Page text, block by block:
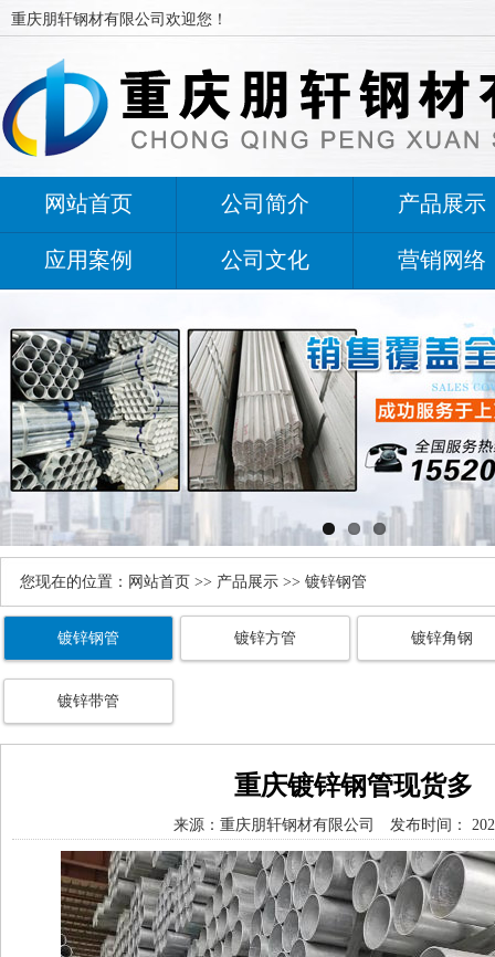
重庆朋轩钢材有限公司欢迎您！
网站首页 公司简介 产品展示
应用案例 公司文化 营销网络
您现在的位置： 网站首页 >> 产品展示 >> 镀锌钢管
镀锌钢管 镀锌方管 镀锌角钢
镀锌带管
重庆镀锌钢管现货多
来源： 重庆朋轩钢材有限公司 发布时间：